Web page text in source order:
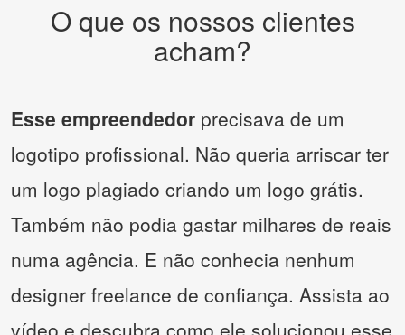
O que os nossos clientes
acham?
Esse empreendedor precisava de um
logotipo profissional. Não queria arriscar ter
um logo plagiado criando um logo grátis.
Também não podia gastar milhares de reais
numa agência. E não conhecia nenhum
designer freelance de confiança. Assista ao